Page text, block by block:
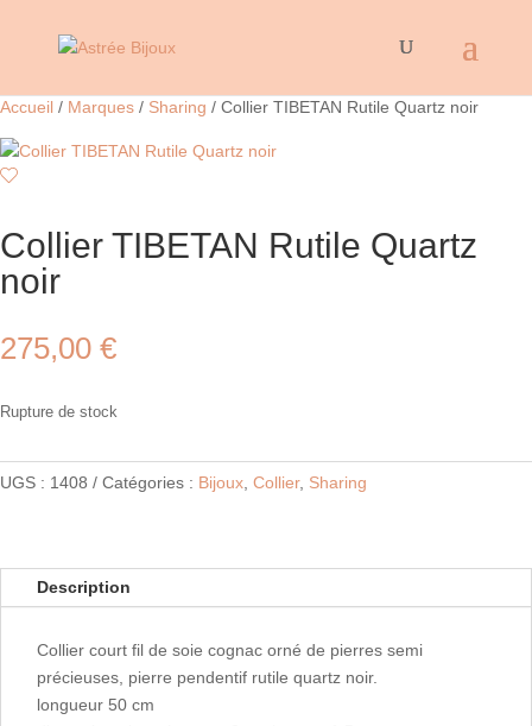
Accueil / Marques / Sharing / Collier TIBETAN Rutile Quartz noir
Collier TIBETAN Rutile Quartz
noir
275,00 €
Rupture de stock
UGS : 1408 Catégories : Bijoux Collier, Sharing
Description
Collier court fil de soie cognac orné de pierres semi
précieuses, pierre pendentif rutile quartz noir.
longueur 50 cm